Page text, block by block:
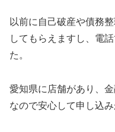
以前に自己破産や債務
してもらえますし、電
た。
愛知県に店舗があり、
なので安心して申し込み